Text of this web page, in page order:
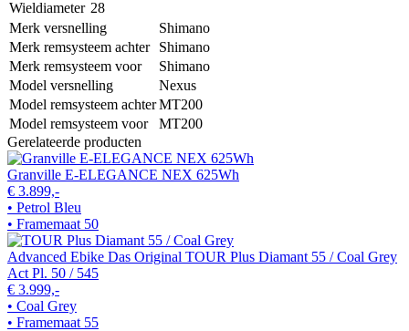
Wieldiameter 28
Merk versnelling
Shimano
Merk remsysteem achter
Shimano
Merk remsysteem voor
Shimano
Model versnelling
Nexus
Model remsysteem achterMT200
Model remsysteem voor
MT200
Gerelateerde producten
Granville E-ELEGANCE NEX 625Wh
€ 3.899,-
• Petrol Bleu
• Framemaat 50
Advanced Ebike Das Original TOUR Plus Diamant 55 / Coal Grey
Act Pl. 50 / 545
€ 3.999,-
• Coal Grey
• Framemaat 55